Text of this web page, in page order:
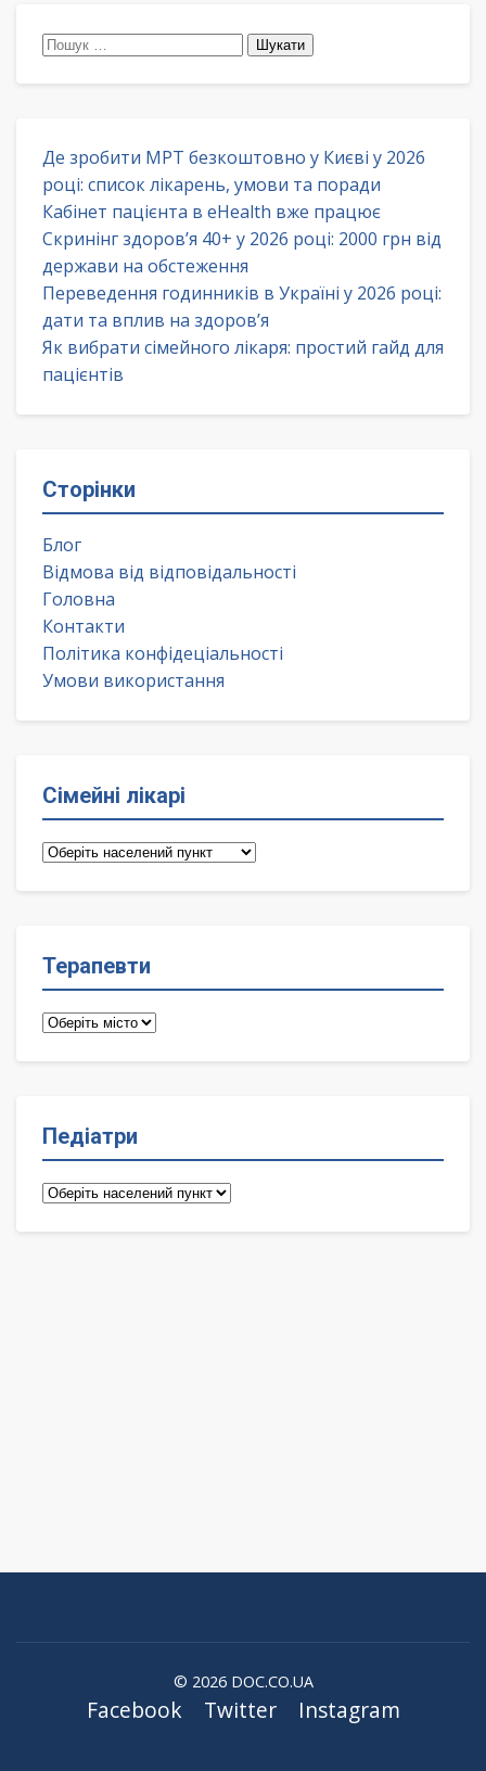
Пошук:
Де зробити МРТ безкоштовно у Києві у 2026
році: список лікарень, умови та поради
Кабінет пацієнта в eHealth вже працює
Скринінг здоров’я 40+ у 2026 році: 2000 грн від
держави на обстеження
Переведення годинників в Україні у 2026 році:
дати та вплив на здоров’я
Як вибрати сімейного лікаря: простий гайд для
пацієнтів
Сторінки
Блог
Відмова від відповідальності
Головна
Контакти
Політика конфідеціальності
Умови використання
Сімейні лікарі
Сімейні
Терапевти
Терапевти
Педіатри
Педіатри
© 2026 DOC.CO.UA
Facebook Twitter Instagram